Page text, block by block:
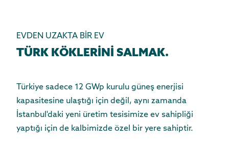
EVDEN UZAKTA BİR EV
TÜRK KÖKLERİNİ SALMAK.
Türkiye sadece 12 GWp kurulu güneş enerjisi
kapasitesine ulaştığı için değil, aynı zamanda
İstanbul'daki yeni üretim tesisimize ev sahipliği
yaptığı için de kalbimizde özel bir yere sahiptir.